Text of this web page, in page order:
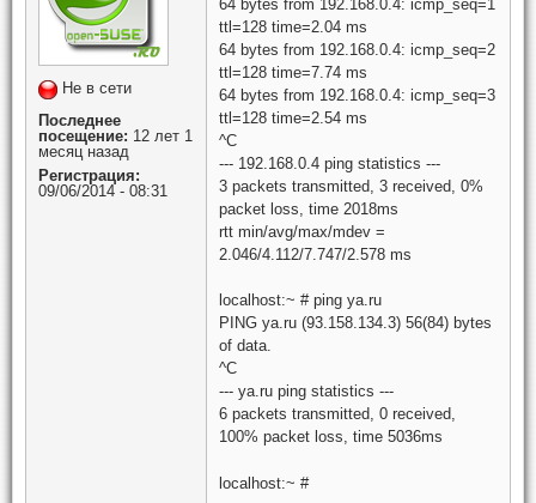
Не в сети
Последнее
посещение: 12 лет 1
месяц назад
Регистрация:
09/06/2014 - 08:31
64 bytes from 192.168.0.4: icmp_seq=1
ttl=128 time=2.04 ms
64 bytes from 192.168.0.4: icmp_seq=2
ttl=128 time=7.74 ms
64 bytes from 192.168.0.4: icmp_seq=3
ttl=128 time=2.54 ms
^C
--- 192.168.0.4 ping statistics ---
3 packets transmitted, 3 received, 0%
packet loss, time 2018ms
rtt min/avg/max/mdev =
2.046/4.112/7.747/2.578 ms
localhost:~ # ping ya.ru
PING ya.ru (93.158.134.3) 56(84) bytes
of data.
^C
--- ya.ru ping statistics ---
6 packets transmitted, 0 received,
100% packet loss, time 5036ms
localhost:~ #